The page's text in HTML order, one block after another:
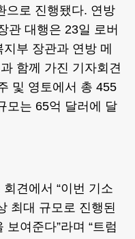
으로 진행됐다. 연방
관 대행은 23일 로버
부 장관과 연방 메
함께 가진 기자회견
및 영토에서 총 455
모는 65억 달러에 달
견에서 “이번 기소
최대 규모로 진행된
여준다”라며 “트럼